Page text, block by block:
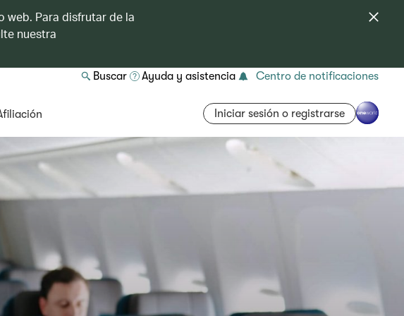
web. Para disfrutar de la
nuestra
Buscar Ayuda y asistencia Centro de notificaciones
Iniciar sesión o registrarse